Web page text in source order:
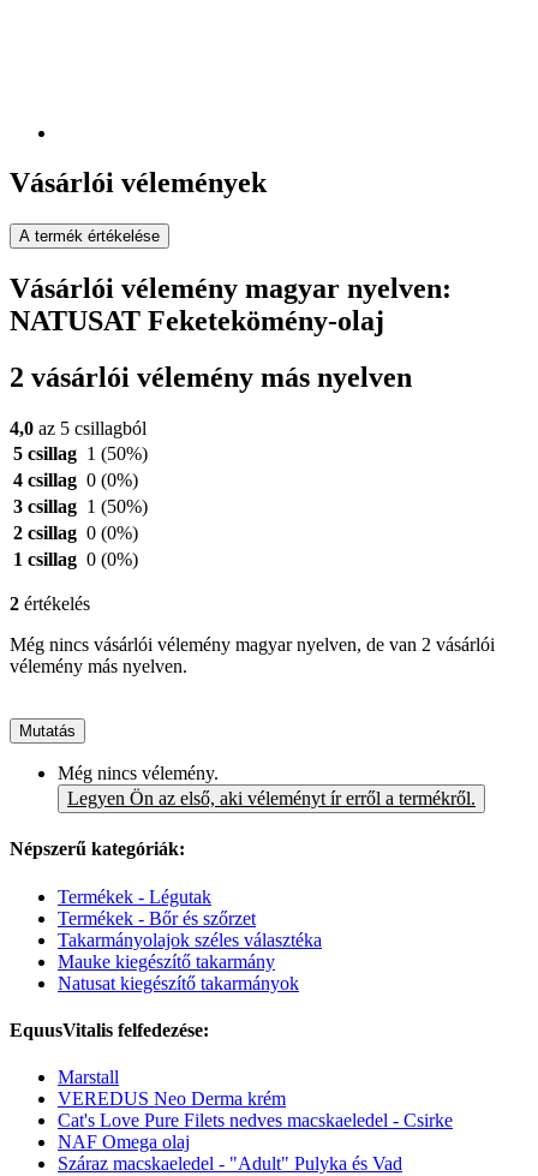
Vásárlói vélemények
A termék értékelése
Vásárlói vélemény magyar nyelven:
NATUSAT Feketekömény-olaj
2 vásárlói vélemény más nyelven
4,0 az 5 csillagból
5 csillag 1 (50%)
4 csillag 0 (0%)
3 csillag 1 (50%)
2 csillag 0 (0%)
1 csillag 0 (0%)
2 értékelés
Még nincs vásárlói vélemény magyar nyelven, de van 2 vásárlói
vélemény más nyelven.
Mutatás
Még nincs vélemény.
Legyen Ön az első, aki véleményt ír erről a termékről.
Népszerű kategóriák:
Termékek - Légutak
Termékek - Bőr és szőrzet
Takarmányolajok széles választéka
Mauke kiegészítő takarmány
Natusat kiegészítő takarmányok
EquusVitalis felfedezése:
Marstall
VEREDUS Neo Derma krém
Cat's Love Pure Filets nedves macskaeledel - Csirke
NAF Omega olaj
Száraz macskaeledel - "Adult" Pulyka és Vad